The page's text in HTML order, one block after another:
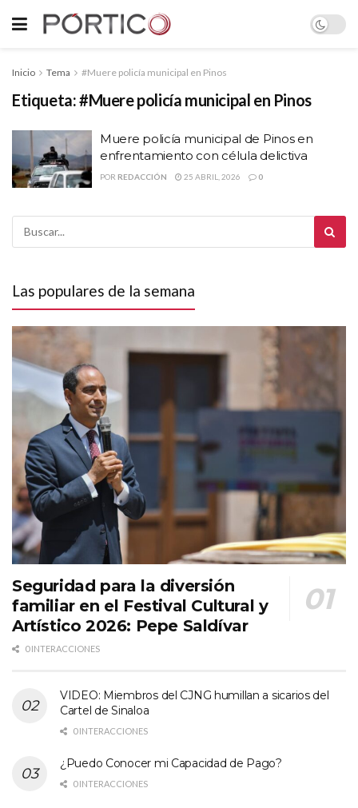
Inicio Tema #Muere policía municipal en Pinos
Etiqueta:#Muere policía municipal en Pinos
Muere policía municipal de Pinos en
enfrentamiento con célula delictiva
POR REDACCIÓN 25 ABRIL, 2026 0
Las populares de la semana
Seguridad para la diversión
familiar en el Festival Cultural y
Artístico 2026: Pepe Saldívar
0 INTERACCIONES
VIDEO: Miembros del CJNG humillan a sicarios del
Cartel de Sinaloa
0 INTERACCIONES
¿Puedo Conocer mi Capacidad de Pago?
0 INTERACCIONES